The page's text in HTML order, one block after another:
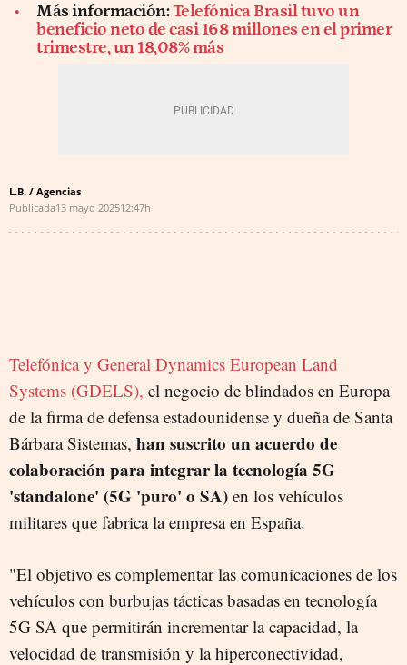
Más información:Telefónica Brasil tuvo un
beneficio neto de casi 168 millones en el primer
trimestre, un 18,08% más
L.B. / Agencias
Publicada13 mayo 202512:47h
Telefónica y General Dynamics European Land
Systems (GDELS), el negocio de blindados en Europa
de la firma de defensa estadounidense y dueña de Santa
Bárbara Sistemas, han suscrito un acuerdo de
colaboración para integrar la tecnología 5G
'standalone' (5G 'puro' o SA) en los vehículos
militares que fabrica la empresa en España.
"El objetivo es complementar las comunicaciones de los
vehículos con burbujas tácticas basadas en tecnología
5G SA que permitirán incrementar la capacidad, la
velocidad de transmisión y la hiperconectividad,